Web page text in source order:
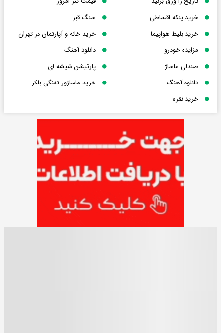
خرید پنکه اقساطی
سنگ قبر
خرید بلیط هواپیما
خرید خانه و آپارتمان در تهران
مزایده خودرو
دانلود آهنگ
صندلی ماساژ
پارتیشن شیشه ای
دانلود آهنگ
خرید ماساژور تفنگی بلکر
خرید نقره